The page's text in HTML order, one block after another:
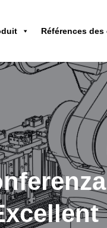
Références